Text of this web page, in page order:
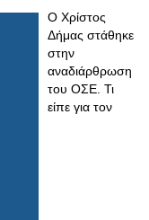
Ο Χρίστος
Δήμας στάθηκε
στην
αναδιάρθρωση
του ΟΣΕ. Τι
είπε για τον